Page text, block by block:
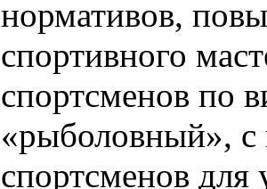
нормативов,
спортивного
спортсменов по
«рыболовный», с
спортсменов для